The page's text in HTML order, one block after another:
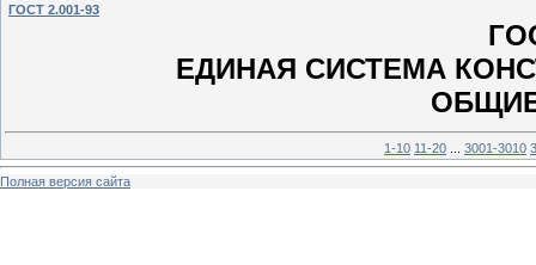
ГОСТ 2.001-93
ЕДИНАЯ СИСТЕМА
1-10 11-20 3001-3010
Полная версия сайта